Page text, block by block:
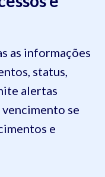
as informações
status,
alertas
se
e